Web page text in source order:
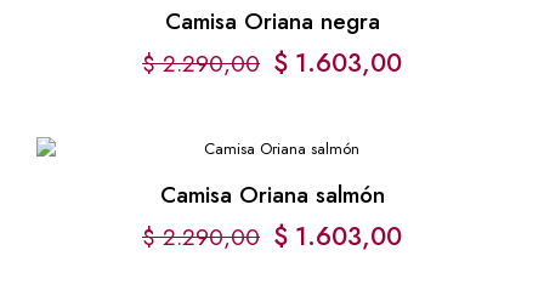
Camisa Oriana negra
$2.290,00 El
original
$ 2.290,00.
$ 1.603,00El
Camisa Oriana salmón
$2.290,00 El
$ 1.603,00El